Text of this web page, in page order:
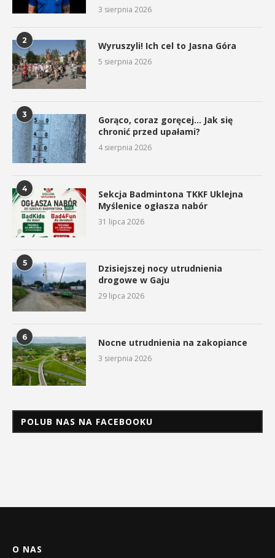
3 sierpnia 2026
2 Wyruszyli! Ich cel to Jasna Góra
5 sierpnia 2026
3
Gorąco, coraz goręcej… Jak się
chronić przed upałami?
4 sierpnia 2026
4
Sekcja Badmintona TKKF Uklejna
Myślenice ogłasza nabór
31 lipca 2026
5
Dzisiejszej nocy utrudnienia
drogowe w Gaju
29 lipca 2026
6 Nocne utrudnienia na zakopiance
3 sierpnia 2026
POLUB NAS NA FACEBOOKU
O NAS